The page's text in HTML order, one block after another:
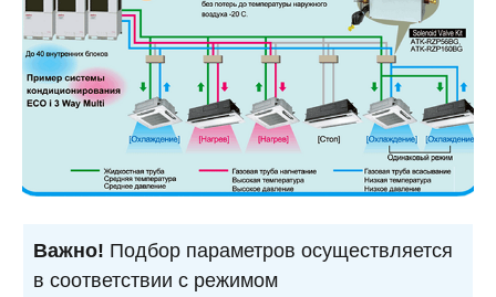
Важно! Подбор параметров осуществляется
в соответствии с режимом